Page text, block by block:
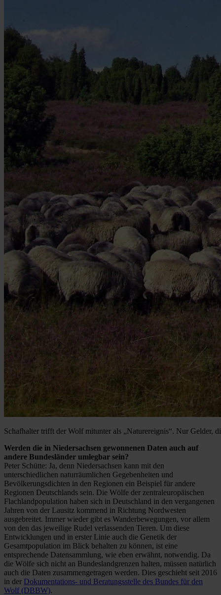
Schafhalter trifft der Wolf mitunter als „Naturereignis“. Nur Gelder,
Werden die in Niedersachsen gewonnenen Daten auch auf
andere Bundesländer umlegbar sein?
Peter Schütte: Ja, denn Niedersachsen kann mit den
unterschiedlichen naturräumlichen Gegebenheiten und
Bevölkerungsdichten in den Regionen ein Beispiel für andere
Regionen Deutschlands sein. Die Wölfe der zentraleuropäischen
Flachlandpopulation haben sich in Deutschland in den vergangenen
Jahren von der Lausitz kommend in Richtung Nordwesten
ausgebreitet. Immer wieder gibt es Wanderbewegungen, vor allem
von den das jeweilige Rudel verlassenden Tieren. Um diese
Entwicklungen und in erster Linie auch die Genetik der
Gesamtpopulation im Blick behalten zu können, ist eine
entsprechende Datensammlung, wie eben erwähnt, notwendig. Da
die Wölfe sich nicht an Bundeslandgrenzen halten, müssen natürlich
auch die Daten zusammengetragen werden. Dies geschieht seit 2016
in der Dokumentations- und Beratungsstelle des Bundes für den
Wolf (DBBW).